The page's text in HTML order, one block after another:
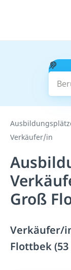
Verkäufer/in
Groß
Verkäufer/
Flottbek